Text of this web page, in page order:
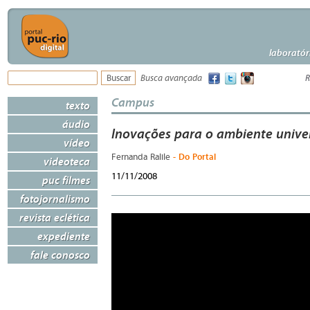
Busca avançada
texto
áudio
vídeo
videoteca
puc filmes
fotojornalismo
revista eclética
expediente
fale conosco
Campus
Inovações para o ambiente
Fernanda Ralile - Do Portal
11/11/2008